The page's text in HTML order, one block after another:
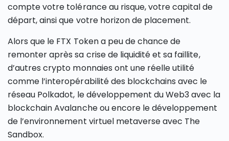
compte votre tolérance au risque, votre capital de
départ, ainsi que votre horizon de placement.
Alors que le FTX Token a peu de chance de
remonter après sa crise de liquidité et sa faillite,
d’autres crypto monnaies ont une réelle utilité
comme l’interopérabilité des blockchains avec le
réseau Polkadot, le développement du Web3 avec la
blockchain Avalanche ou encore le développement
de l’environnement virtuel metaverse avec The
Sandbox.